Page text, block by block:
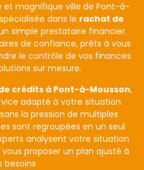
magnifique ville de Pont-à-
dans le rachat de
simple prestataire financier.
de confiance, prêts à vous
le contrôle de vos finances
sur mesure.
crédits à Pont-à-Mousson,
adapté à votre situation.
la pression de multiples
sont regroupées en un seul
analysent votre situation
proposer un plan ajusté à
besoins